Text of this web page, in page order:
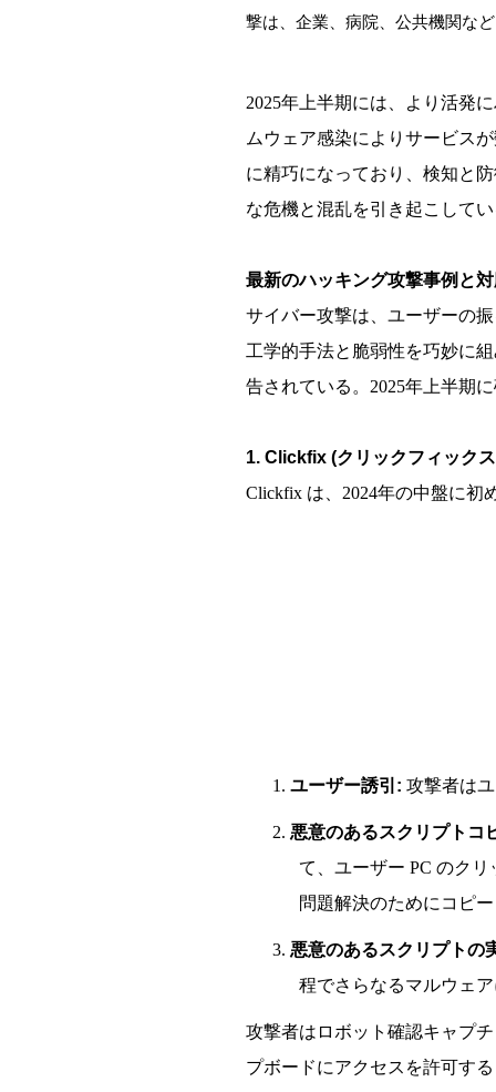
撃は、企業、病院、公共機関な
2025年上半期には、より活発
ムウェア感染によりサービス
に精巧になっており、検知と
な危機と混乱を引き起こして
最新のハッキング攻撃事例と
サイバー攻撃は、ユーザーの
工学的手法と脆弱性を巧妙に
告されている。2025年上半期
1. Clickfix (クリックフィック
Clickfix は、2024年の中盤に初
1. ユーザー誘引: 攻撃者は
2. 悪意のあるスクリプトコ
て、ユーザー PC のク
問題解決のためにコピ
3. 悪意のあるスクリプトの
程でさらなるマルウェ
攻撃者はロボット確認キャプ
プボードにアクセスを許可す